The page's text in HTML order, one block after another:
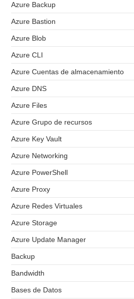
Azure Backup
Azure Bastion
Azure Blob
Azure CLI
Azure Cuentas de almacenamiento
Azure DNS
Azure Files
Azure Grupo de recursos
Azure Key Vault
Azure Networking
Azure PowerShell
Azure Proxy
Azure Redes Virtuales
Azure Storage
Azure Update Manager
Backup
Bandwidth
Bases de Datos